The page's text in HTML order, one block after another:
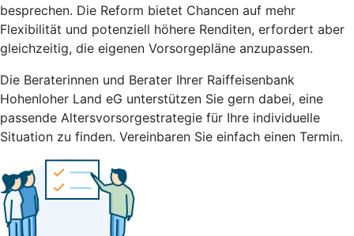
besprechen. Die Reform bietet Chancen auf mehr
Flexibilität und potenziell höhere Renditen, erfordert aber
gleichzeitig, die eigenen Vorsorgepläne anzupassen.
Die Beraterinnen und Berater Ihrer Raiffeisenbank
Hohenloher Land eG unterstützen Sie gern dabei, eine
passende Altersvorsorgestrategie für Ihre individuelle
Situation zu finden. Vereinbaren Sie einfach einen Termin.